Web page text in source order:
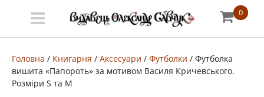
Меню
Про
видавництво
0
Головна / Книгарня / Аксесуари / Футболки / Футболка
вишита «Папороть» за мотивом Василя Кричевського.
Розміри S та M